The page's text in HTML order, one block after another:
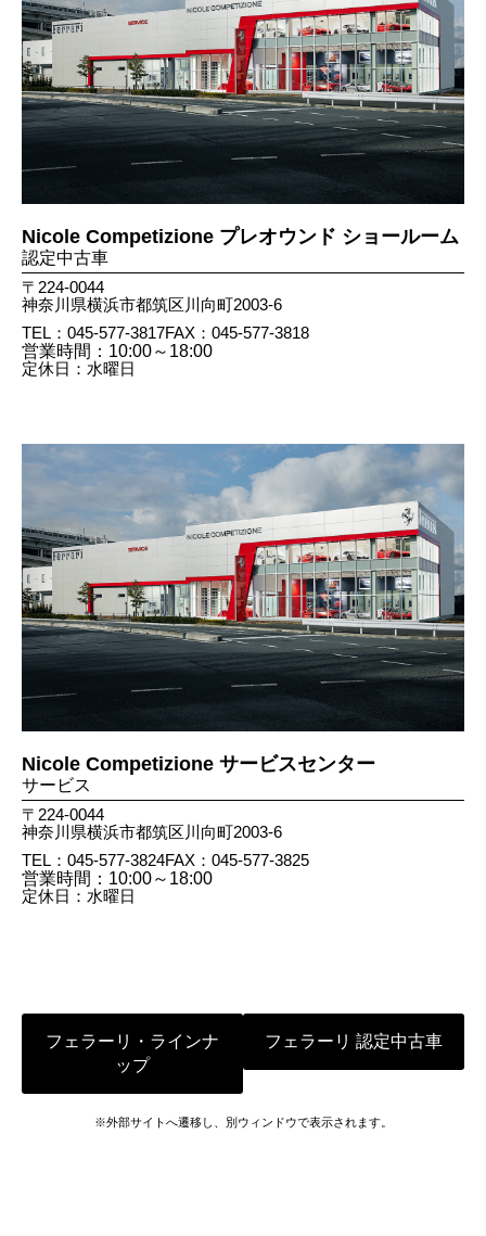
Nicole Competizione プレオウンド ショールーム
認定中古車
〒224-0044
神奈川県横浜市都筑区川向町2003-6
TEL：045-577-3817FAX：045​-577​-3818
営業時間：10:00～18:00
定休日：水曜日
Nicole Competizione サービスセンター
サービス
〒224-0044
神奈川県横浜市都筑区川向町2003-6
TEL：045-577-3824FAX：045​-577​-3825
営業時間：10:00～18:00
定休日：水曜日
フェラーリ・ラインナ
ップ
フェラーリ 認定中古車
※外部サイトへ遷移し、別ウィンドウで表示されます。